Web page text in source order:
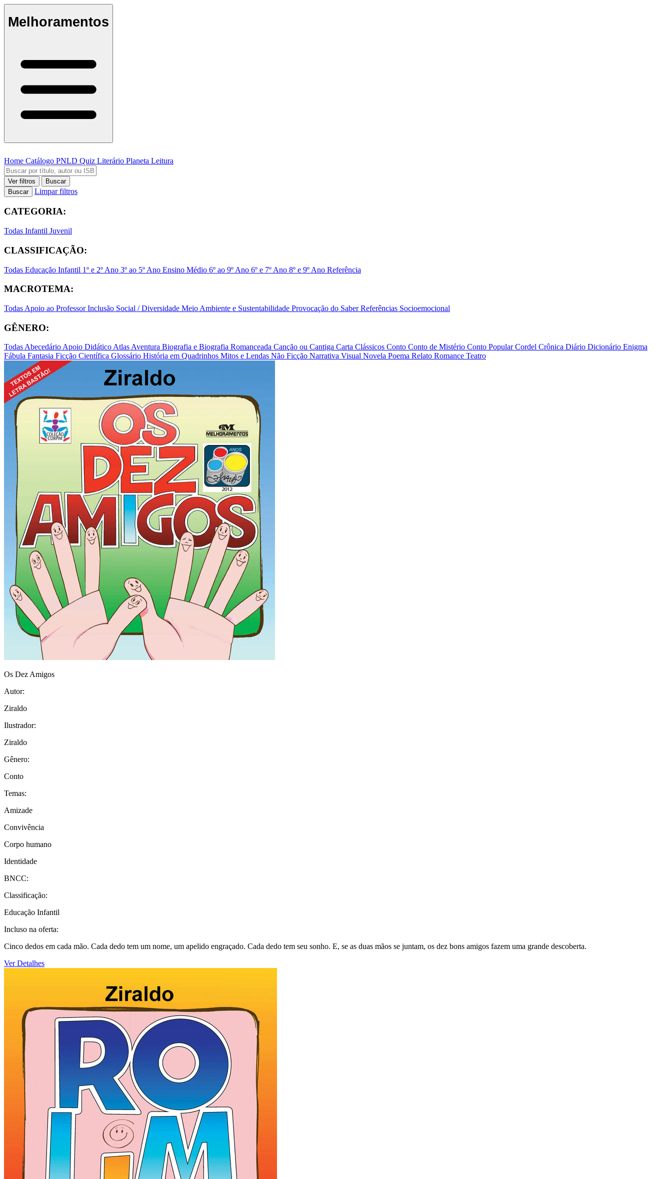
Melhoramentos
Home Catálogo PNLD Quiz Literário Planeta Leitura
Ver filtros
Buscar
Buscar
Limpar filtros
CATEGORIA:
Todas Infantil Juvenil
CLASSIFICAÇÃO:
Todas Educação Infantil 1º e 2º Ano 3º ao 5º Ano Ensino Médio 6º ao 9º Ano 6º e 7º Ano 8º e 9º Ano Referência
MACROTEMA:
Todas Apoio ao ProfessorInclusão Social / Diversidade Meio Ambiente e Sustentabilidade Provocação do SaberReferências Socioemocional
GÊNERO:
TodasAbecedárioApoio DidáticoAtlasAventura Biografia e Biografia Romanceada Canção ou Cantiga Carta Clássicos Conto Conto de Mistério Conto PopularCordel Crônica Diário Dicionário Enigma
Fábula Fantasia Ficção Científica Glossário História em Quadrinhos Mitos e Lendas Não Ficção Narrativa Visual Novela Poema Relato Romance Teatro
Os Dez Amigos
Autor:
Ziraldo
Ilustrador:
Ziraldo
Gênero:
Conto
Temas:
Amizade
Convivência
Corpo humano
Identidade
BNCC:
Classificação:
Educação Infantil
Incluso na oferta:
Cinco dedos em cada mão. Cada dedo tem um nome, um apelido engraçado. Cada dedo tem seu sonho. E, se as duas mãos se juntam, os dez bons amigos fazem uma grande descoberta.
Ver Detalhes